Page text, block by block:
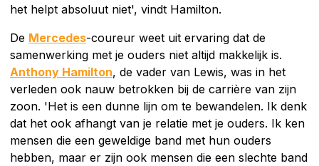
het helpt absoluut niet', vindt Hamilton.
De Mercedes-coureur weet uit ervaring dat de
samenwerking met je ouders niet altijd makkelijk is.
Anthony Hamilton, de vader van Lewis, was in het
verleden ook nauw betrokken bij de carrière van zijn
zoon. 'Het is een dunne lijn om te bewandelen. Ik denk
dat het ook afhangt van je relatie met je ouders. Ik ken
mensen die een geweldige band met hun ouders
hebben, maar er zijn ook mensen die een slechte band